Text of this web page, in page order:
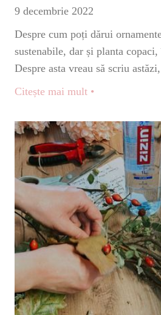
9 decembrie 2022
Despre cum poți dărui
sustenabile, dar și planta
Despre asta vreau să scriu
Citește mai mult •